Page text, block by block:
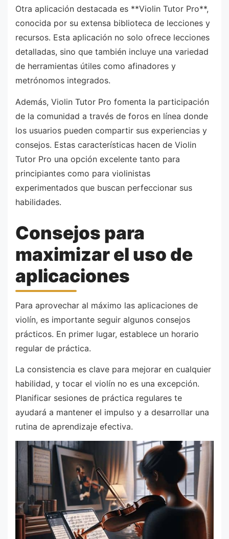
Otra aplicación destacada es **Violin Tutor Pro**,
conocida por su extensa biblioteca de lecciones y
recursos. Esta aplicación no solo ofrece lecciones
detalladas, sino que también incluye una variedad
de herramientas útiles como afinadores y
metrónomos integrados.
Además, Violin Tutor Pro fomenta la participación
de la comunidad a través de foros en línea donde
los usuarios pueden compartir sus experiencias y
consejos. Estas características hacen de Violin
Tutor Pro una opción excelente tanto para
principiantes como para violinistas
experimentados que buscan perfeccionar sus
habilidades.
Consejos para
maximizar el uso de
aplicaciones
Para aprovechar al máximo las aplicaciones de
violín, es importante seguir algunos consejos
prácticos. En primer lugar, establece un horario
regular de práctica.
La consistencia es clave para mejorar en cualquier
habilidad, y tocar el violín no es una excepción.
Planificar sesiones de práctica regulares te
ayudará a mantener el impulso y a desarrollar una
rutina de aprendizaje efectiva.